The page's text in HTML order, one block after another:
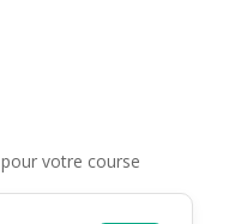
votre course